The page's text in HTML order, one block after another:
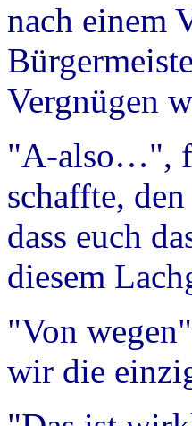
nach einem
Vergnügen
"A-also…",
schaffte,
dass euch
diesem
"Von
wir die